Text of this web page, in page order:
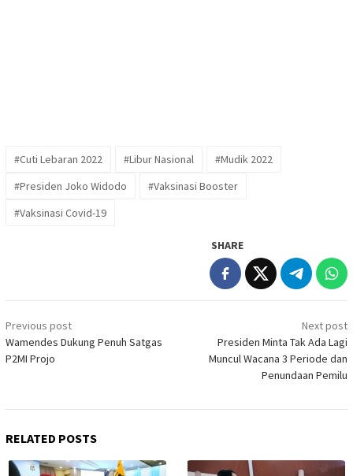
#Cuti Lebaran 2022 #Libur Nasional
#Mudik 2022
#Presiden Joko Widodo
#Vaksinasi Booster
#Vaksinasi Covid-19
SHARE
Post
navigation
Previous post
Wamendes Dukung Penuh Satgas
P2MI Projo
Next post
Presiden Minta Tak Ada Lagi
Muncul Wacana 3 Periode dan
Penundaan Pemilu
RELATED POSTS